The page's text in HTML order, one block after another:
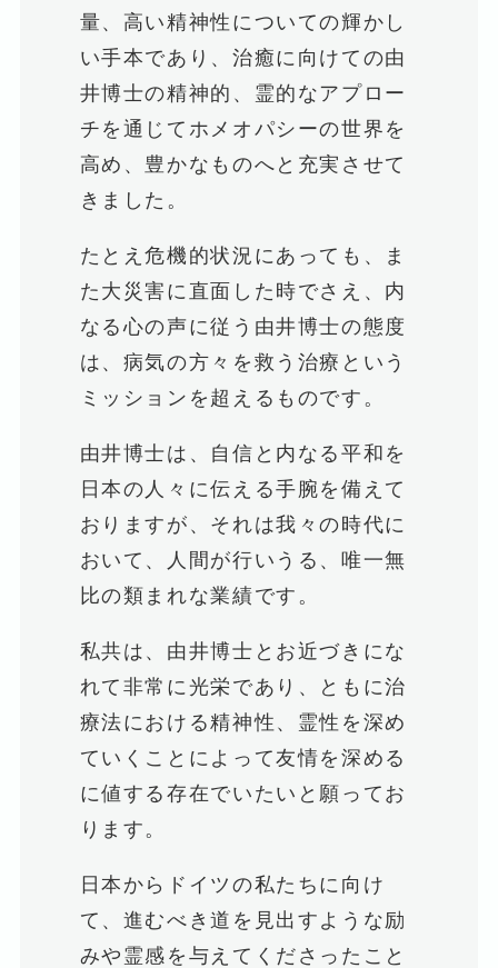
量、高い精神性についての輝かし
い手本であり、治癒に向けての由
井博士の精神的、霊的なアプロー
チを通じてホメオパシーの世界を
高め、豊かなものへと充実させて
きました。
たとえ危機的状況にあっても、ま
た大災害に直面した時でさえ、内
なる心の声に従う由井博士の態度
は、病気の方々を救う治療という
ミッションを超えるものです。
由井博士は、自信と内なる平和を
日本の人々に伝える手腕を備えて
おりますが、それは我々の時代に
おいて、人間が行いうる、唯一無
比の類まれな業績です。
私共は、由井博士とお近づきにな
れて非常に光栄であり、ともに治
療法における精神性、霊性を深め
ていくことによって友情を深める
に値する存在でいたいと願ってお
ります。
日本からドイツの私たちに向け
て、進むべき道を見出すような励
みや霊感を与えてくださったこと